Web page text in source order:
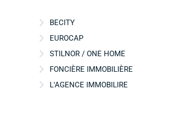
BECITY
EUROCAP
STILNOR / ONE HOME
FONCIÈRE IMMOBILIÈRE
L'AGENCE IMMOBILIRE